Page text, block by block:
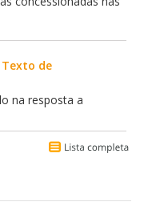
Texto de
na resposta a